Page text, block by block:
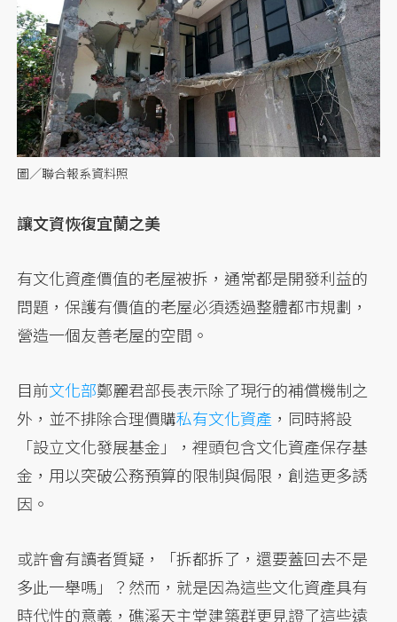
圖／聯合報系資料照
讓文資恢復宜蘭之美
有文化資產價值的老屋被拆，通常都是開發利益的
問題，保護有價值的老屋必須透過整體都市規劃，
營造一個友善老屋的空間。
目前文化部鄭麗君部長表示除了現行的補償機制之
外，並不排除合理價購私有文化資產 ，同時將設
「設立文化發展基金」，裡頭包含文化資產保存基
金，用以突破公務預算的限制與侷限，創造更多誘
因。
或許會有讀者質疑，「拆都拆了，還要蓋回去不是
多此一舉嗎」？然而，就是因為這些文化資產具有
時代性的意義，礁溪天主堂建築群更見證了這些遠